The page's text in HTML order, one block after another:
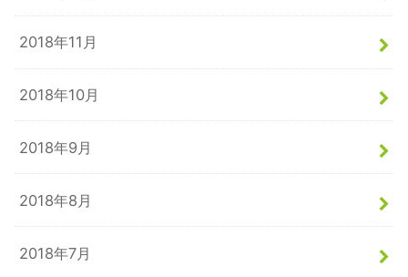
2018年11月
2018年10月
2018年9月
2018年8月
2018年7月